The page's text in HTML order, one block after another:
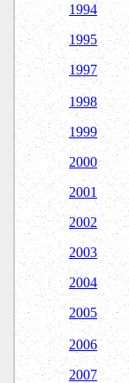
1994
1995
1997
1998
1999
2000
2001
2002
2003
2004
2005
2006
2007